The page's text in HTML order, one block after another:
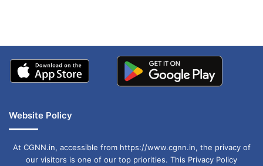
Website Policy
At CGNN.in, accessible from https://www.cgnn.in, the privacy of
our visitors is one of our top priorities. This Privacy Policy